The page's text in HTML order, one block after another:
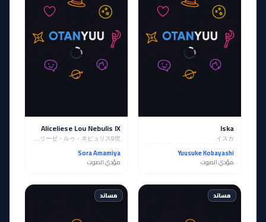
Iska
イスカ
Yuusuke Kobayashi
مؤدي الصوت
Aliceliese Lou Nebulis IX
アリスリーゼ・ルゥ・ネビュリス9世
Sora Amamiya
مؤدي الصوت
مساند مساند